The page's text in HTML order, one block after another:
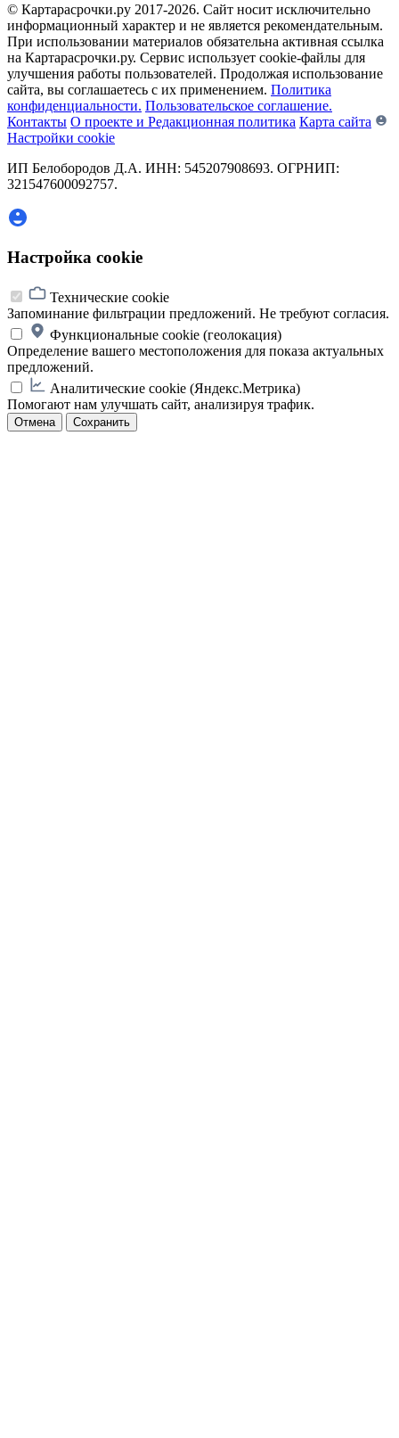
© Картарасрочки.ру 2017-2026. Сайт носит исключительно
информационный характер и не является рекомендательным.
При использовании материалов обязательна активная ссылка
на Картарасрочки.ру. Сервис использует cookie-файлы для
улучшения работы пользователей. Продолжая использование
сайта, вы соглашаетесь с их применением. Политика
конфиденциальности. Пользовательское соглашение.
Контакты О проекте и Редакционная политика Карта сайта
Настройки cookie
ИП Белобородов Д.А. ИНН: 545207908693. ОГРНИП:
321547600092757.
Настройка cookie
Технические cookie
Запоминание фильтрации предложений. Не требуют согласия.
Функциональные cookie (геолокация)
Определение вашего местоположения для показа актуальных
предложений.
Аналитические cookie (Яндекс.Метрика)
Помогают нам улучшать сайт, анализируя трафик.
Отмена Сохранить